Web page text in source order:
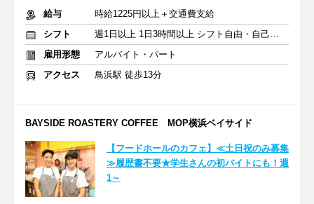
給与
時給1225円以上＋交通費支給
シフト
週1日以上 1日3時間以上 シフト自由・自己申告
雇用形態
アルバイト・パート
アクセス
鳥浜駅 徒歩13分
BAYSIDE ROASTERY COFFEE MOP横浜ベイサイド
【フードホールのカフェ】≪土日祝のみ募集
≫履歴書不要★学生さんの初バイトにも！週
1～